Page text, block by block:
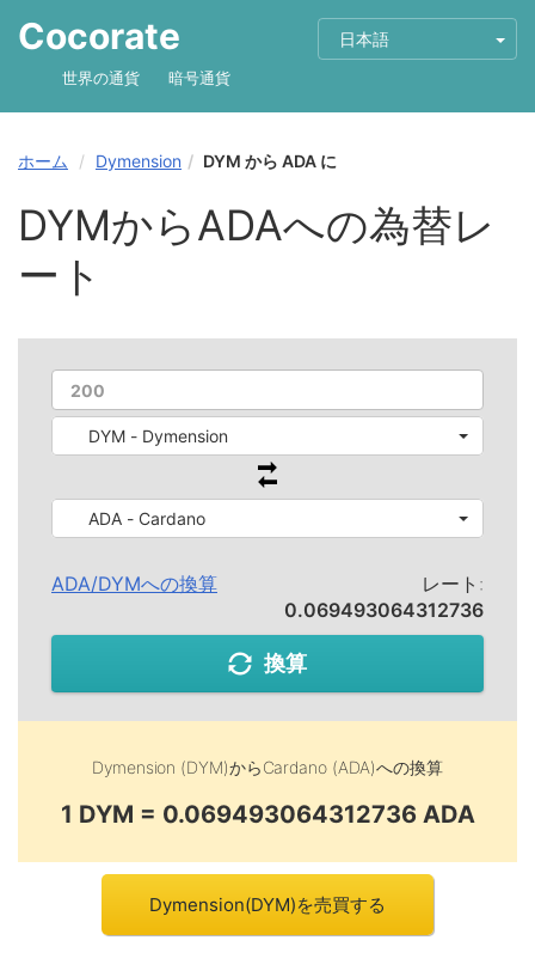
Cocorate 日本語
世界の通貨 暗号通貨
ホーム Dymension DYM から ADA に
DYMからADAへの為替レ
ート
DYM - Dymension
ADA - Cardano
ADA/DYMへの換算
レート:
0.069493064312736
換算
Dymension (DYM)からCardano (ADA)への換算
1 DYM = 0.069493064312736 ADA
Dymension(DYM)を売買する